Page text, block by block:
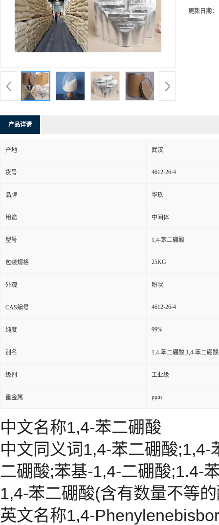
更新日期：
产品详请
产地 武汉
货号 4612-26-4
品牌 华玖
用途 中间体
型号 1,4-苯二硼酸
包装规格 25KG
外观 粉状
CAS编号 4612-26-4
纯度 99%
别名 1,4-苯二硼酸;1,4-苯二硼
级别 工业级
重金属 ppm
中文名称1,4-苯二硼酸
中文同义词1,4-苯二硼酸
二硼酸;苯基-1,4-二硼酸;1.4-
1,4-苯二硼酸(含有数量不等
英文名称1,4-